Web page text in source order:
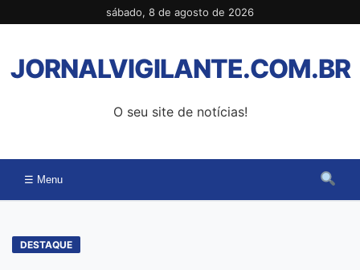
para
conteúdo
sábado, 8 de agosto de 2026
JORNALVIGILANTE.COM.BR
O seu site de notícias!
☰ Menu
DESTAQUE